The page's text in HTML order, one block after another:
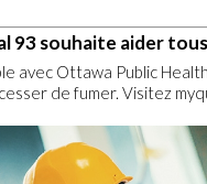
93 souhaite aider
avec Ottawa Public
de fumer. Visitez